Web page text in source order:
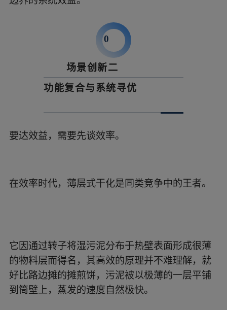
0
3
场景创新二
功能复合与系统寻优
要达效益，需要先谈效率。
在效率时代，薄层式干化是同类竞争中的王者。
它因通过转子将湿污泥分布于热壁表面形成很薄
的物料层而得名，其高效的原理并不难理解，就
好比路边摊的摊煎饼，污泥被以极薄的一层平铺
到筒壁上，蒸发的速度自然极快。